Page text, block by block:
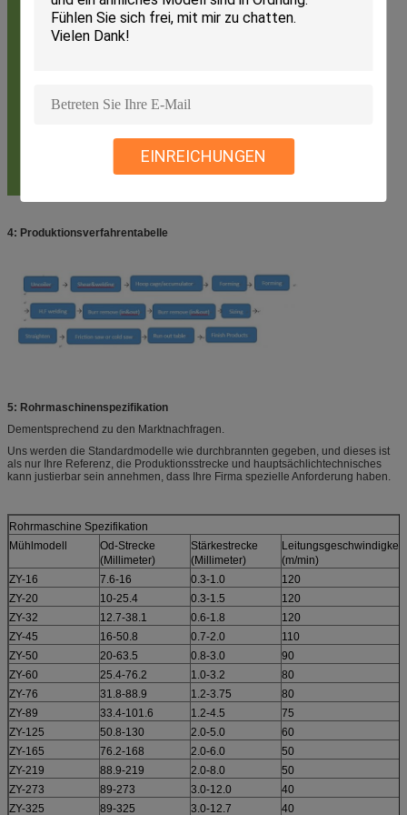
EINREICHUNGEN
4: Produktionsverfahrentabelle
5: Rohrmaschinenspezifikation
Dementsprechend zu den Marktnachfragen.
Uns werden die Standardmodelle wie durchbrannten gegeben, und dieses ist
als nur Ihre Referenz, die Produktionsstrecke und hauptsächlichtechnisches
kann justierbar sein annehmen, dass Ihre Firma spezielle Anforderung haben.
Rohrmaschine Spezifikation
Mühlmodell
Od-Strecke
(Millimeter)
Stärkestrecke
(Millimeter)
Leitungsgeschwindigkeit
(m/min)
ZY-16
7.6-16 0.3-1.0
120
ZY-20
10-25.4 0.3-1.5
120
ZY-32
12.7-38.1 0.6-1.8
120
ZY-45
16-50.8 0.7-2.0
110
ZY-50
20-63.5 0.8-3.0
90
ZY-60
25.4-76.2 1.0-3.2
80
ZY-76
31.8-88.9 1.2-3.75
80
ZY-89
33.4-101.6 1.2-4.5
75
ZY-125
50.8-130 2.0-5.0
60
ZY-165
76.2-168 2.0-6.0
50
ZY-219
88.9-219 2.0-8.0
50
ZY-273
89-273 3.0-12.0
40
ZY-325
89-325 3.0-12.7
40